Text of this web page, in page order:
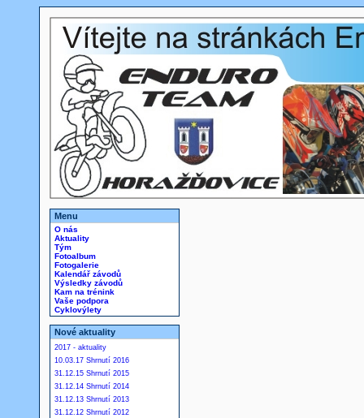
Menu
O nás
Aktuality
Tým
Fotoalbum
Fotogalerie
Kalendář závodů
Výsledky závodů
Kam na trénink
Vaše podpora
Cyklovýlety
Nové aktuality
2017 - aktuality
10.03.17 Shrnutí 2016
31.12.15 Shrnutí 2015
31.12.14 Shrnutí 2014
31.12.13 Shrnutí 2013
31.12.12 Shrnutí 2012